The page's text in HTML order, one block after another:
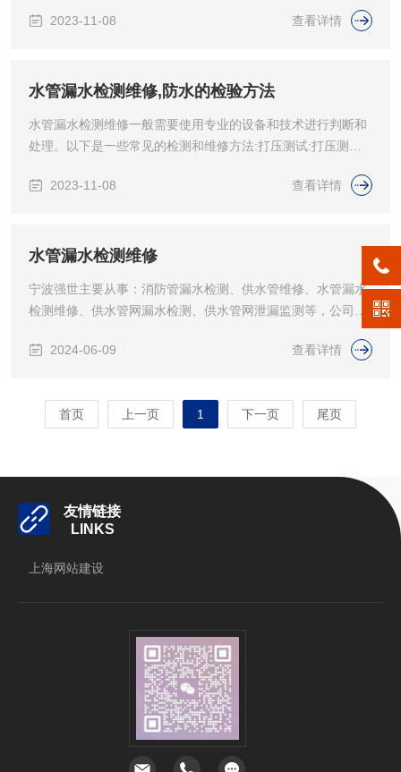
2023-11-08
查看详情
水管漏水检测维修,防水的检验方法
水管漏水检测维修一般需要使用专业的设备和技术进行判断和
处理。以下是一些常见的检测和维修方法:打压测试:打压测试
2023-11-08
查看详情
水管漏水检测维修
宁波强世主要从事：消防管漏水检测、供水管维修、水管漏水
检测维修、供水管网漏水检测、供水管网泄漏监测等，公司拥
2024-06-09
查看详情
首页 上一页 1 下一页 尾页
友情链接
LINKS
上海网站建设